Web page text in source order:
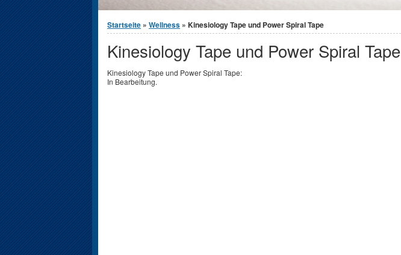
You are here
Startseite » Wellness » Kinesiology Tape und Power Spiral Tape
Kinesiology Tape und Power Spiral Tape
Kinesiology Tape und Power Spiral Tape:
In Bearbeitung.